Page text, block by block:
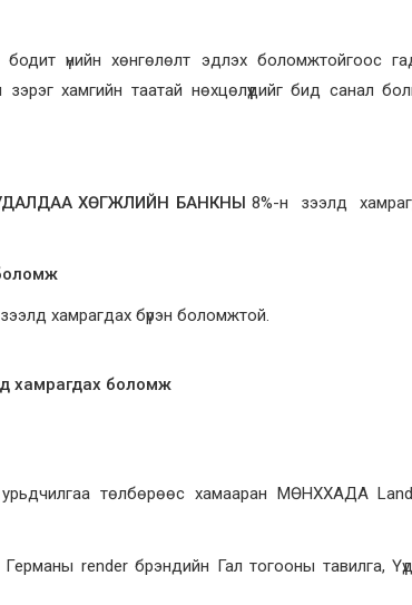
үнийн хөнгөлөлт эдлэх боломжтойгоос
хамгийн таатай нөхцөлүүдийг бид санал
ХӨГЖЛИЙН БАНКНЫ8%-н зээлд
хамрагдах бүрэн боломжтой.
хамрагдах боломж
төлбөрөөс хамааран МӨНХХАДА
render брэндийн Гал тогооны тавилга,